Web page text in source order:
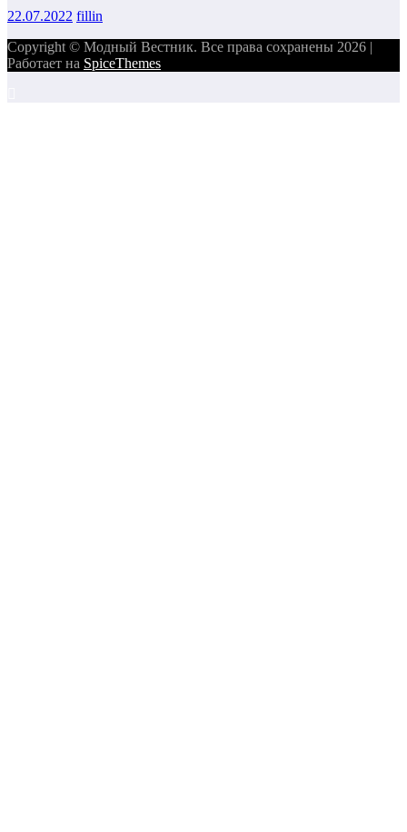
22.07.2022 fillin
Copyright © Модный Вестник. Все права сохранены 2026 |
Работает на SpiceThemes